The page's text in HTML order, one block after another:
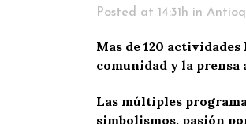
Posted at 14:31h in
Mas de 120
comunidad y la prensa
Las múltiples
simbolismos, pasión